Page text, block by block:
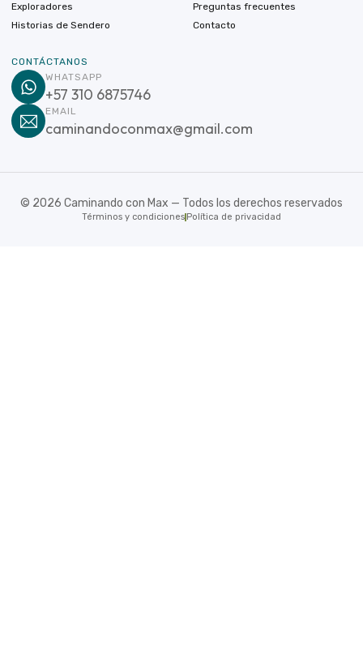
Exploradores
Historias de Sendero
Preguntas frecuentes
Contacto
CONTÁCTANOS
WHATSAPP
+57 310 6875746
EMAIL
caminandoconmax@gmail.com
© 2026 Caminando con Max — Todos los derechos reservados
Términos y condiciones Política de privacidad